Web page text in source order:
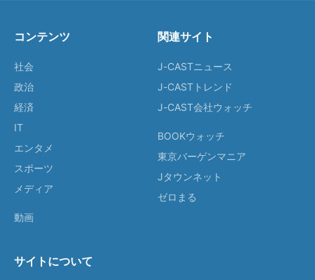
コンテンツ
社会
政治
経済
IT
エンタメ
スポーツ
メディア
動画
関連サイト
J-CASTニュース
J-CASTトレンド
J-CAST会社ウォッチ
BOOKウォッチ
東京バーゲンマニア
Jタウンネット
ゼロまる
サイトについて